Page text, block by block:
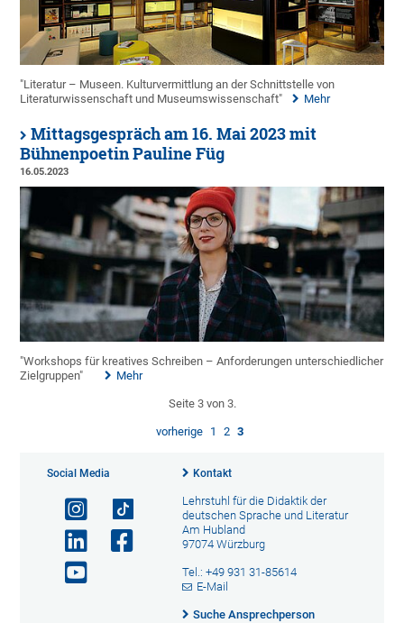
"Literatur – Museen. Kulturvermittlung an der Schnittstelle von
Literaturwissenschaft und Museumswissenschaft"
Mehr
Mittagsgespräch am 16. Mai 2023 mit
Bühnenpoetin Pauline Füg
16.05.2023
"Workshops für kreatives Schreiben – Anforderungen unterschiedlicher
Zielgruppen"
Mehr
Seite 3 von 3.
vorherige 1 2 3
Social Media Kontakt
Lehrstuhl für die Didaktik der
deutschen Sprache und Literatur
Am Hubland
97074 Würzburg
Tel.: +49 931 31-85614
E-Mail
Suche Ansprechperson